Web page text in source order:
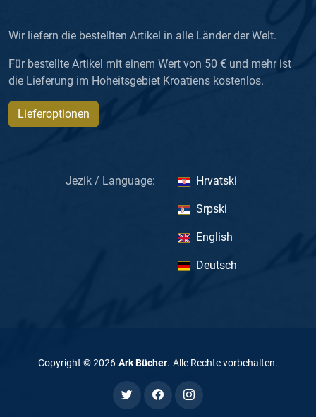
Wir liefern die bestellten Artikel in alle Länder der Welt.
Für bestellte Artikel mit einem Wert von 50 € und mehr ist
die Lieferung im Hoheitsgebiet Kroatiens kostenlos.
Lieferoptionen
Jezik / Language: Hrvatski
Srpski
English
Deutsch
Copyright ©2026 Ark Bücher. Alle Rechte vorbehalten.